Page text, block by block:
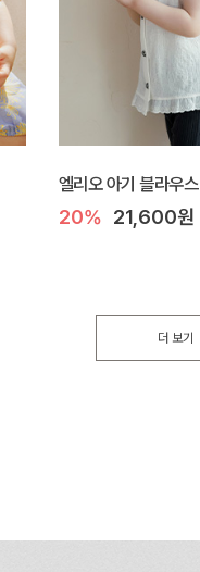
엘리오 아기 블라우스
20% 21,600원
더 보기